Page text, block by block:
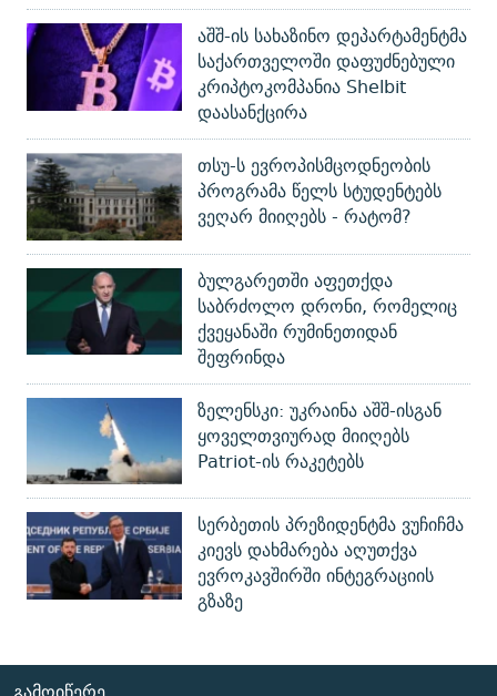
აშშ-ის სახაზინო დეპარტამენტმა
საქართველოში დაფუძნებული
კრიპტოკომპანია Shelbit
დაასანქცირა
თსუ-ს ევროპისმცოდნეობის
პროგრამა წელს სტუდენტებს
ვეღარ მიიღებს - რატომ?
ბულგარეთში აფეთქდა
საბრძოლო დრონი, რომელიც
ქვეყანაში რუმინეთიდან
შეფრინდა
ზელენსკი: უკრაინა აშშ-ისგან
ყოველთვიურად მიიღებს
Patriot-ის რაკეტებს
სერბეთის პრეზიდენტმა ვუჩიჩმა
კიევს დახმარება აღუთქვა
ევროკავშირში ინტეგრაციის
გზაზე